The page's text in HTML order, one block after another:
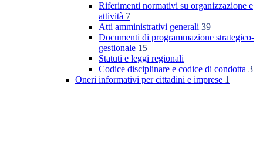
Riferimenti normativi su organizzazione e
attività 7
Atti amministrativi generali 39
Documenti di programmazione strategico-
gestionale 15
Statuti e leggi regionali
Codice disciplinare e codice di condotta 3
Oneri informativi per cittadini e imprese 1